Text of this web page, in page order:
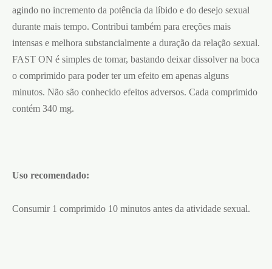
agindo no incremento da potência da líbido e do desejo sexual
durante mais tempo. Contribui também para ereções mais
intensas e melhora substancialmente a duração da relação sexual.
FAST ON é simples de tomar, bastando deixar dissolver na boca
o comprimido para poder ter um efeito em apenas alguns
minutos. Não são conhecido efeitos adversos. Cada comprimido
contém 340 mg.
Uso recomendado:
Consumir 1 comprimido 10 minutos antes da atividade sexual.